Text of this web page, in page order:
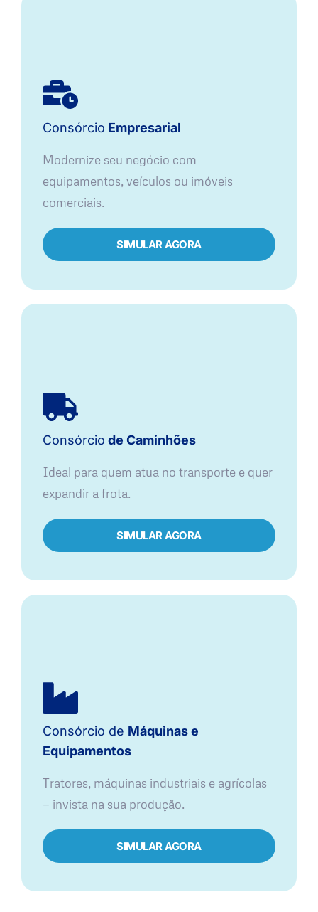
Consórcio Empresarial
Modernize seu negócio com
equipamentos, veículos ou imóveis
comerciais.
SIMULAR AGORA
Consórcio de Caminhões
Ideal para quem atua no transporte e quer
expandir a frota.
SIMULAR AGORA
Consórcio de Máquinas e
Equipamentos
Tratores, máquinas industriais e agrícolas
— invista na sua produção.
SIMULAR AGORA